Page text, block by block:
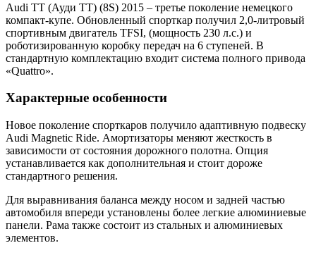
Audi TT (Ауди ТТ) (8S) 2015 – третье поколение немецкого
компакт-купе. Обновленный спорткар получил 2,0-литровый
спортивным двигатель TFSI, (мощность 230 л.с.) и
роботизированную коробку передач на 6 ступеней. В
стандартную комплектацию входит система полного привода
«Quattro».
Характерные особенности
Новое поколение спорткаров получило адаптивную подвеску
Audi Magnetic Ride. Амортизаторы меняют жесткость в
зависимости от состояния дорожного полотна. Опция
устанавливается как дополнительная и стоит дороже
стандартного решения.
Для выравнивания баланса между носом и задней частью
автомобиля впереди установлены более легкие алюминиевые
панели. Рама также состоит из стальных и алюминиевых
элементов.